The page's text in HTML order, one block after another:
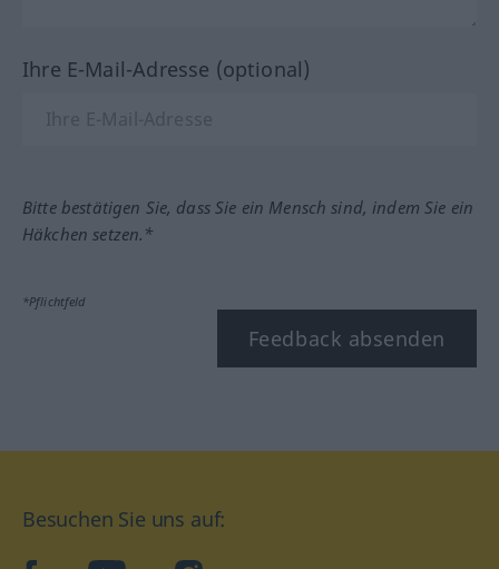
Ihre E-Mail-Adresse (optional)
Bitte bestätigen Sie, dass Sie ein Mensch sind, indem Sie ein
Häkchen setzen.*
*Pflichtfeld
Feedback absenden
Besuchen Sie uns auf: